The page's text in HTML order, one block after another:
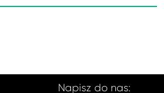
Napisz do nas: